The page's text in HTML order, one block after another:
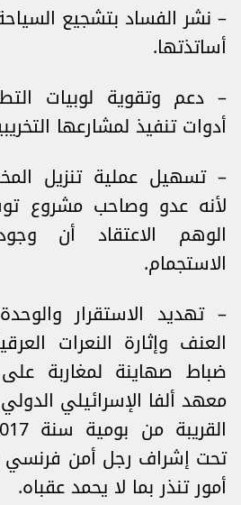
– نشر الفساد بتشجيع
أساتذتها.
– دعم وتقوية لوبيات
أدوات تنفيذ لمشارعها
– تسهيل عملية تنزيل
لأنه عدو وصاحب مشروع
الوهم الاعتقاد أن
الاستجمام.
– تهديد الاستقرار
العنف وإثارة النعرات
ضباط صهاينة لمغاربة
معهد ألفا الإسرائيلي
تحت إشراف رجل أمن فرنسي
أمور تنذر بما لا يحمد عقباه.